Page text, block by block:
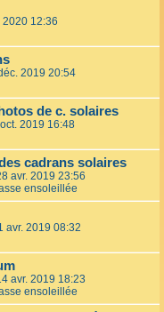
2020 12:36
2019 20:54
de c. solaires
2019 16:48
cadrans solaires
avr. 2019 23:56
ensoleillée
avr. 2019 08:32
avr. 2019 18:23
ensoleillée